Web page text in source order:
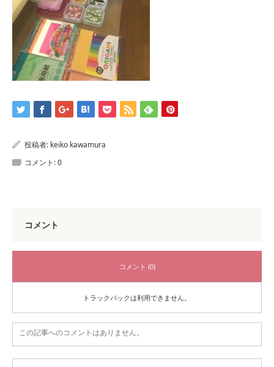
投稿者: keiko kawamura
コメント:0
コメント
コメント (0)
トラックバックは利用できません。
この記事へのコメントはありません。